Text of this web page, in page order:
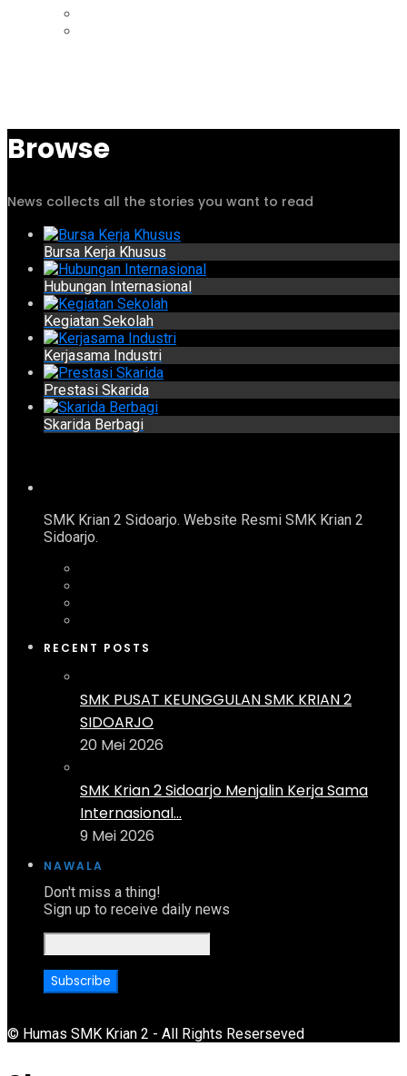
Browse
News collects all the stories you want to read
Bursa Kerja Khusus
Hubungan Internasional
Kegiatan Sekolah
Kerjasama Industri
Prestasi Skarida
Skarida Berbagi
SMK Krian 2 Sidoarjo. Website Resmi SMK Krian 2
Sidoarjo.
RECENT POSTS
SMK PUSAT KEUNGGULAN SMK KRIAN 2
SIDOARJO
20 Mei 2026
SMK Krian 2 Sidoarjo Menjalin Kerja Sama
Internasional...
9 Mei 2026
NAWALA
Don't miss a thing!
Sign up to receive daily news
© Humas SMK Krian 2 - All Rights Reserseved